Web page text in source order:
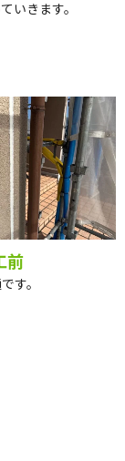
いきます。
前
す。